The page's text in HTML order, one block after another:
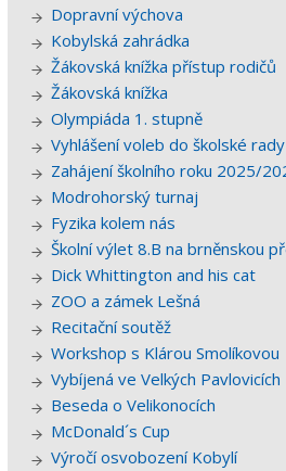
Dopravní výchova
Kobylská zahrádka
Žákovská knížka přístup rodičů
Žákovská knížka
Olympiáda 1. stupně
Vyhlášení voleb do školské rady
Zahájení školního roku 2025/
Modrohorský turnaj
Fyzika kolem nás
Školní výlet 8.B na brněnskou
Dick Whittington and his cat
ZOO a zámek Lešná
Recitační soutěž
Workshop s Klárou Smolíkovou
Vybíjená ve Velkých Pavlovicích
Beseda o Velikonocích
McDonald´s Cup
Výročí osvobození Kobylí